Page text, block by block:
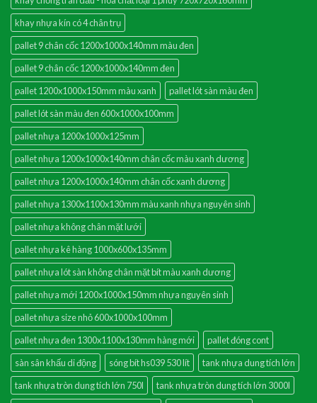
khay nhựa kín có 4 chân trụ
pallet 9 chân cốc 1200x1000x140mm màu đen
pallet 9 chân cốc 1200x1000x140mm đen
pallet 1200x1000x150mm màu xanh
pallet lót sàn màu đen
pallet lót sàn màu đen 600x1000x100mm
pallet nhựa 1200x1000x125mm
pallet nhựa 1200x1000x140mm chân cốc màu xanh dương
pallet nhựa 1200x1000x140mm chân cốc xanh dương
pallet nhựa 1300x1100x130mm màu xanh nhựa nguyên sinh
pallet nhựa không chân mặt lưới
pallet nhựa kê hàng 1000x600x135mm
pallet nhựa lót sàn không chân mặt bít màu xanh dương
pallet nhựa mới 1200x1000x150mm nhựa nguyên sinh
pallet nhựa size nhỏ 600x1000x100mm
pallet nhựa đen 1300x1100x130mm hàng mới
pallet đóng cont
sàn sân khấu di động
sóng bít hs039 530 lít
tank nhựa dung tích lớn
tank nhựa tròn dung tích lớn 750l
tank nhựa tròn dung tích lớn 3000l